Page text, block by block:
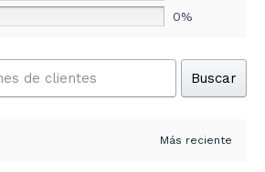
0%
Buscar